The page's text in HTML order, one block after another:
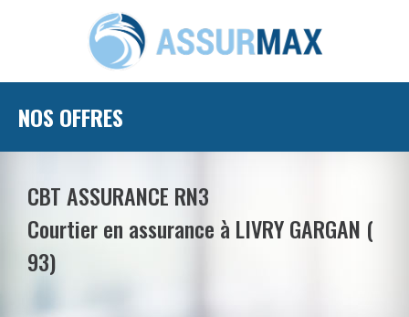
NOS OFFRES
CBT ASSURANCE RN3
Courtier en assurance à LIVRY GARGAN (
93)